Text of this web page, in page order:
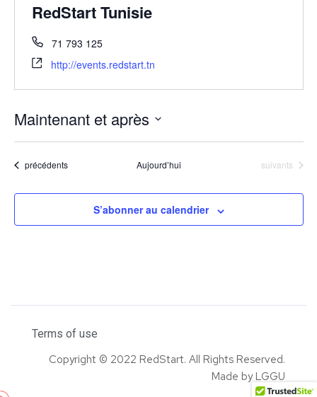
RedStart Tunisie
71 793 125
http://events.redstart.tn
Maintenant et après
S
é
c
n
Évènements
précédents Aujourd’hui Évènements
suivants
S’abonner au calendrier
Terms of use
Copyright © 2022 RedStart. All Rights Reserved.
Made by LGGU